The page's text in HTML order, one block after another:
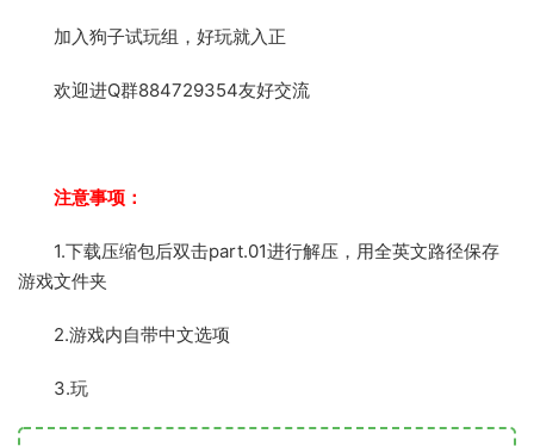
加入狗子试玩组，好玩就入正
欢迎进Q群884729354友好交流
注意事项：
1.下载压缩包后双击part.01进行解压，用全英文路径保存
游戏文件夹
2.游戏内自带中文选项
3.玩